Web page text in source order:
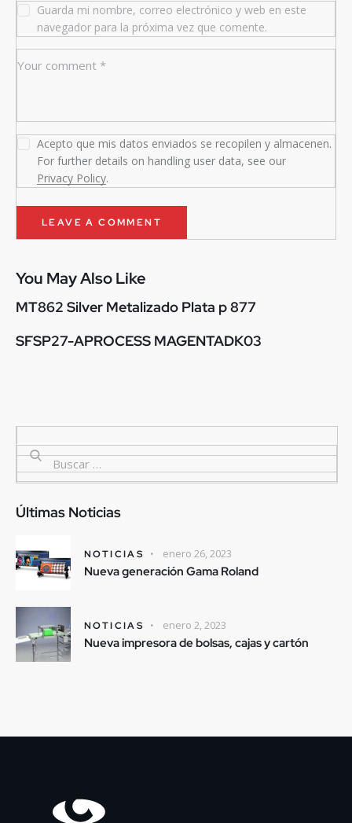
Guarda mi nombre, correo electrónico y web en este
navegador para la próxima vez que comente.
Acepto que mis datos enviados se recopilen y almacenen.
For further details on handling user data, see our
Privacy Policy.
You May Also Like
MT862 Silver Metalizado Plata p 877
SFSP27-APROCESS MAGENTADK03
Últimas Noticias
NOTICIAS enero 26, 2023
Nueva generación Gama Roland
NOTICIAS enero 2, 2023
Nueva impresora de bolsas, cajas y cartón